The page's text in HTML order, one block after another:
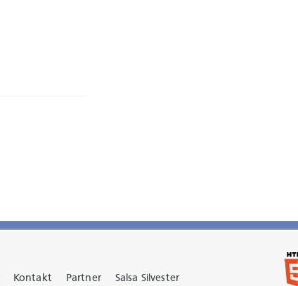
Kontakt Partner Salsa Silvester